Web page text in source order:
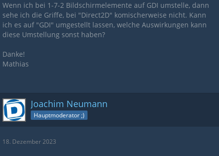
Wenn ich bei 1-7-2 Bildschirmelemente auf GDI umstelle, dann
sehe ich die Griffe, bei "Direct2D" komischerweise nicht. Kann
ich es auf "GDI" umgestellt lassen, welche Auswirkungen kann
diese Umstellung sonst haben?
Danke!
Mathias
Joachim Neumann
Hauptmoderator ;)
18. Dezember 2023